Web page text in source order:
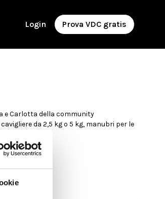
Login Prova VDC gratis
e Carlotta della community
da 2,5 kg o 5 kg, manubri per le